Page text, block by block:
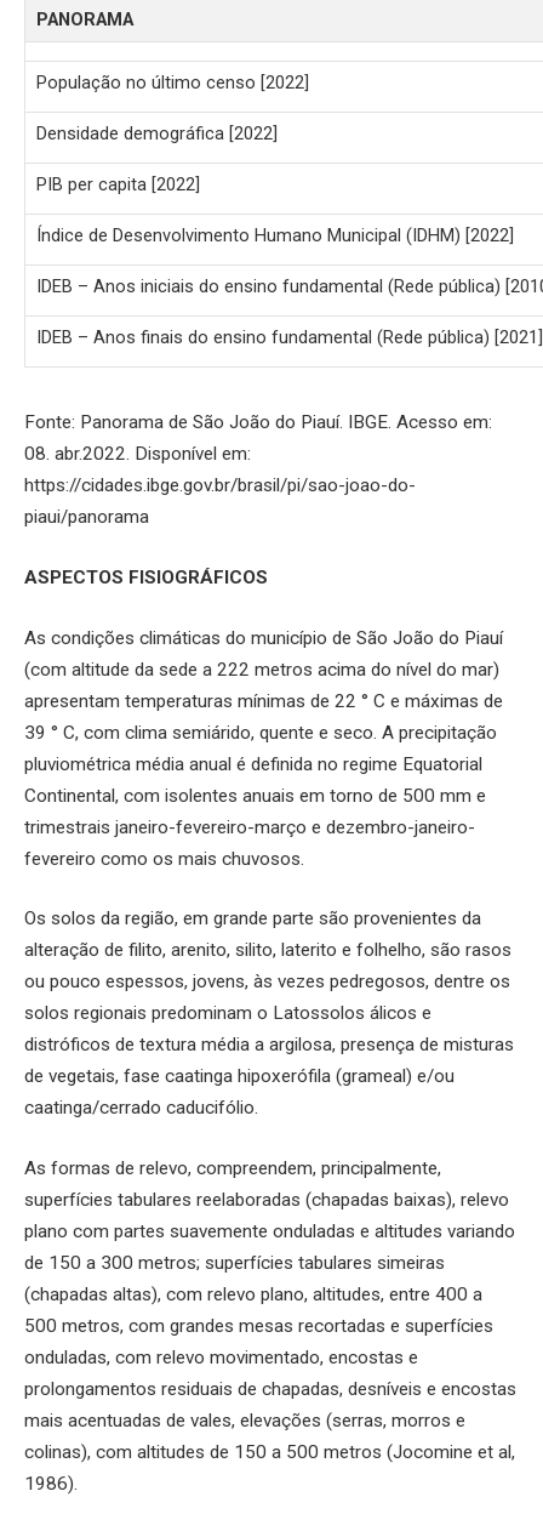
PANORAMA
População no último censo [2022]
Densidade demográfica [2022]
PIB per capita [2022]
Índice de Desenvolvimento Humano Municipal (IDHM) [2022]
IDEB – Anos iniciais do ensino fundamental (Rede pública)
IDEB – Anos finais do ensino fundamental (Rede pública) [2021]
Fonte: Panorama de São João do Piauí. IBGE. Acesso em:
08. abr.2022. Disponível em:
https://cidades.ibge.gov.br/brasil/pi/sao-joao-do-
piaui/panorama
ASPECTOS FISIOGRÁFICOS
As condições climáticas do município de São João do Piauí
(com altitude da sede a 222 metros acima do nível do mar)
apresentam temperaturas mínimas de 22 ° C e máximas de
39 ° C, com clima semiárido, quente e seco. A precipitação
pluviométrica média anual é definida no regime Equatorial
Continental, com isolentes anuais em torno de 500 mm e
trimestrais janeiro-fevereiro-março e dezembro-janeiro-
fevereiro como os mais chuvosos.
Os solos da região, em grande parte são provenientes da
alteração de filito, arenito, silito, laterito e folhelho, são rasos
ou pouco espessos, jovens, às vezes pedregosos, dentre os
solos regionais predominam o Latossolos álicos e
distróficos de textura média a argilosa, presença de misturas
de vegetais, fase caatinga hipoxerófila (grameal) e/ou
caatinga/cerrado caducifólio.
As formas de relevo, compreendem, principalmente,
superfícies tabulares reelaboradas (chapadas baixas), relevo
plano com partes suavemente onduladas e altitudes variando
de 150 a 300 metros; superfícies tabulares simeiras
(chapadas altas), com relevo plano, altitudes, entre 400 a
500 metros, com grandes mesas recortadas e superfícies
onduladas, com relevo movimentado, encostas e
prolongamentos residuais de chapadas, desníveis e encostas
mais acentuadas de vales, elevações (serras, morros e
colinas), com altitudes de 150 a 500 metros (Jocomine et al,
1986).